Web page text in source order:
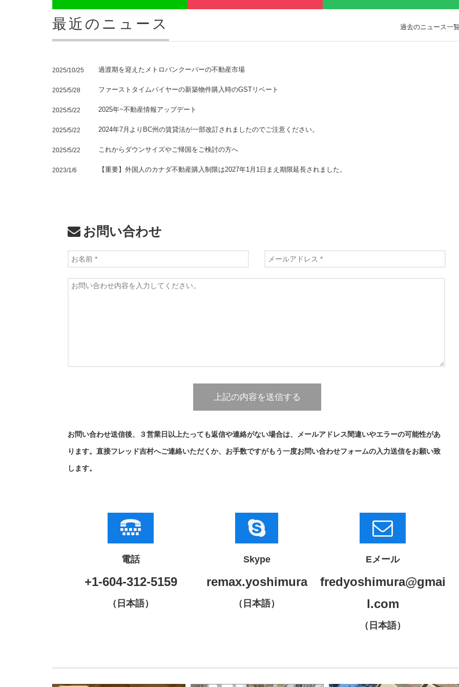
最近のニュース
2025/10/25 過渡期を迎えたメトロバンクーバーの不動産市場
2025/5/28 ファーストタイムバイヤーの新築物件購入時のGSTリベート
2025/5/22 2025年~不動産情報アップデート
2025/5/22 2024年7月よりBC州の賃貸法が一部改訂されましたのでご注意ください。
2025/5/22 これからダウンサイズやご帰国をご検討の方へ
2023/1/6 【重要】外国人のカナダ不動産購入制限は2027年1月1日まえ期限延長されました。
過去のニュース一
お問い合わせ
お問い合わせ送信後、３営業日以上たっても返信や連絡がない場合は、メールアドレス間違いやエラーの可能性があ
ります。直接フレッド吉村へご連絡いただくか、お手数ですがもう一度お問い合わせフォームの入力送信をお願い致
します。
電話
+1-604-312-5159
（日本語）
Skype
remax.yoshimura
（日本語）
Eメール
fredyoshimura@gmai
l.com
（日本語）